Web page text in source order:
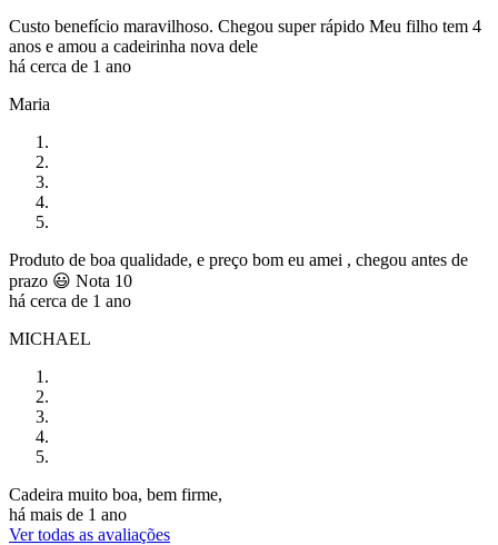
Custo benefício maravilhoso. Chegou super rápido Meu filho tem 4
anos e amou a cadeirinha nova dele
há cerca de 1 ano
Maria
Produto de boa qualidade, e preço bom eu amei , chegou antes de
prazo 😃 Nota 10
há cerca de 1 ano
MICHAEL
Cadeira muito boa, bem firme,
há mais de 1 ano
Ver todas as avaliações